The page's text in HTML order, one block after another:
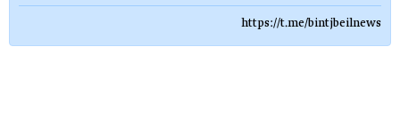
https://t.me/bintjbeilnews